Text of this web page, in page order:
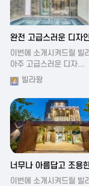
2024-11-19 01:13
완전 고급스러운 디자
빌라
이번에 소개시켜드릴 빌
아주 고급스러운 디자…
빌라왕
2024-11-19 01:47
너무나 아름답고 조용
풀빌라
이번에 소개시켜드릴 빌